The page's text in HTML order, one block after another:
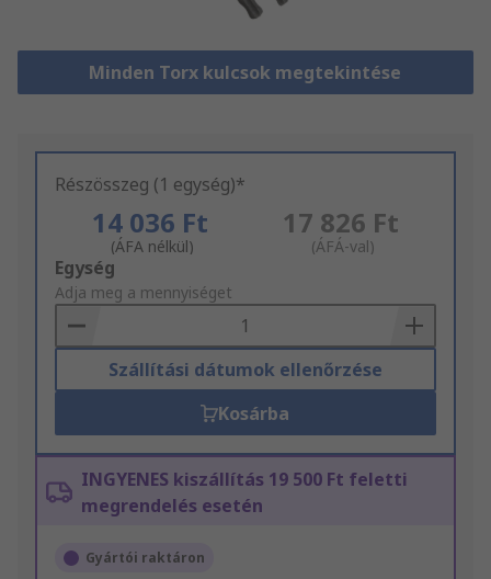
Minden Torx kulcsok megtekintése
Részösszeg (1 egység)*
14 036 Ft
(ÁFA nélkül)
17 826 Ft
(ÁFÁ-val)
Add
to
Basket
Egység
Adja meg a mennyiséget
Szállítási dátumok ellenőrzése
Kosárba
INGYENES kiszállítás 19 500 Ft feletti
megrendelés esetén
Gyártói raktáron